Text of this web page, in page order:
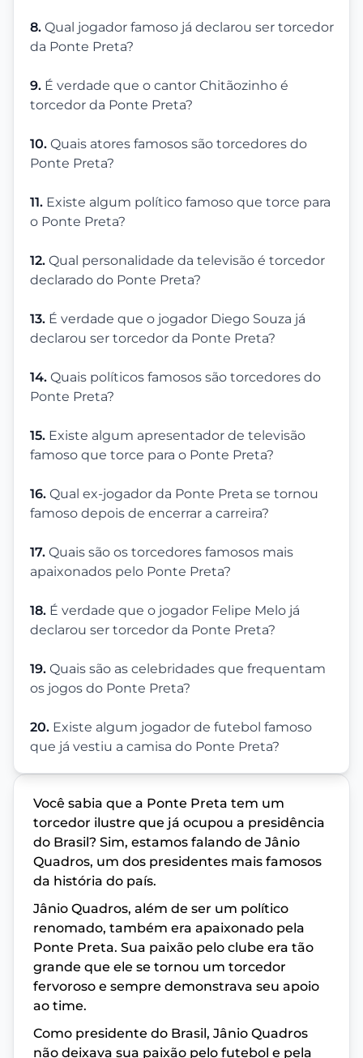
8. Qual jogador famoso já declarou ser torcedor
da Ponte Preta?
9. É verdade que o cantor Chitãozinho é
torcedor da Ponte Preta?
10. Quais atores famosos são torcedores do
Ponte Preta?
11. Existe algum político famoso que torce para
o Ponte Preta?
12. Qual personalidade da televisão é torcedor
declarado do Ponte Preta?
13. É verdade que o jogador Diego Souza já
declarou ser torcedor da Ponte Preta?
14. Quais políticos famosos são torcedores do
Ponte Preta?
15. Existe algum apresentador de televisão
famoso que torce para o Ponte Preta?
16. Qual ex-jogador da Ponte Preta se tornou
famoso depois de encerrar a carreira?
17. Quais são os torcedores famosos mais
apaixonados pelo Ponte Preta?
18. É verdade que o jogador Felipe Melo já
declarou ser torcedor da Ponte Preta?
19. Quais são as celebridades que frequentam
os jogos do Ponte Preta?
20. Existe algum jogador de futebol famoso
que já vestiu a camisa do Ponte Preta?
Você sabia que a Ponte Preta tem um
torcedor ilustre que já ocupou a presidência
do Brasil? Sim, estamos falando de Jânio
Quadros, um dos presidentes mais famosos
da história do país.
Jânio Quadros, além de ser um político
renomado, também era apaixonado pela
Ponte Preta. Sua paixão pelo clube era tão
grande que ele se tornou um torcedor
fervoroso e sempre demonstrava seu apoio
ao time.
Como presidente do Brasil, Jânio Quadros
não deixava sua paixão pelo futebol e pela